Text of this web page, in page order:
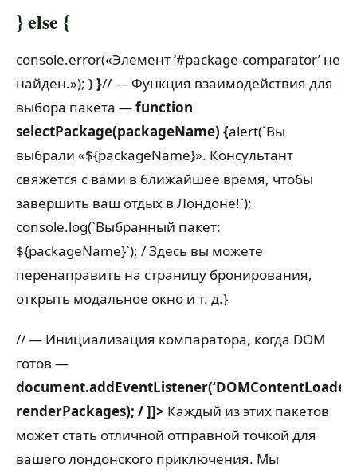
} else {
console.error(«Элемент ‘#package-comparator’ не
найден.»); }}// — Функция взаимодействия для
выбора пакета —function
selectPackage(packageName) {alert(`Вы
выбрали «${packageName}». Консультант
свяжется с вами в ближайшее время, чтобы
завершить ваш отдых в Лондоне!`);
console.log(`Выбранный пакет:
${packageName}`); / Здесь вы можете
перенаправить на страницу бронирования,
открыть модальное окно и т. д.}
// — Инициализация компаратора, когда DOM
готов —
renderPackages); / ]]> Каждый из этих пакетов
может стать отличной отправной точкой для
вашего лондонского приключения. Мы